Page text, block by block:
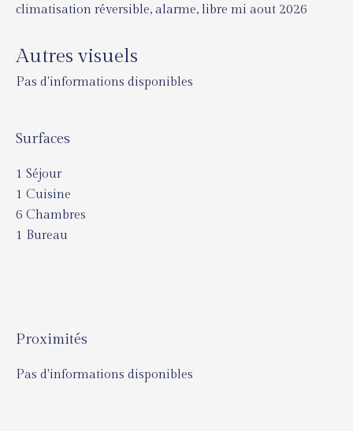
climatisation réversible, alarme, libre mi aout 2026
Autres visuels
Pas d'informations disponibles
Surfaces
1 Séjour
1 Cuisine
6 Chambres
1 Bureau
Proximités
Pas d'informations disponibles